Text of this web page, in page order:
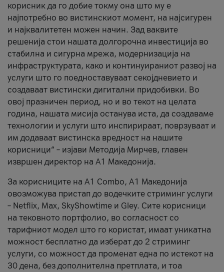
корисник да го добие токму она што му е
најпотребно во вистинскиот момент, на најсигурен
и најквалитетен можен начин. Зад ваквите
решенија стои нашата долгорочна инвестиција во
стабилна и сигурна мрежа, модернизација на
инфраструктурата, како и континуираниот развој на
услуги што го поедноставуваат секојдневието и
создаваат вистински дигитални придобивки. Во
овој празничен период, но и во текот на целата
година, нашата мисија останува иста, да создаваме
технологии и услуги што инспирираат, поврзуваат и
им додаваат вистинска вредност на нашите
корисници“ – изјави Методија Мирчев, главен
извршен директор на А1 Македонија.
За корисниците на A1 Combo, А1 Македонија
овозможува пристап до водечките стриминг услуги
– Netflix, Max, SkyShowtime и Gley. Сите корисници
на тековното портфолио, во согласност со
тарифниот модел што го користат, имаат уникатна
можност бесплатно да изберат до 2 стриминг
услуги, со можност да променат една по истекот на
30 дена, без дополнителна претплата, и тоа